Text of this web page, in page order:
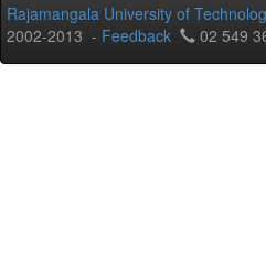
Rajamangala University of
2002-2013 - Feedback 02 549